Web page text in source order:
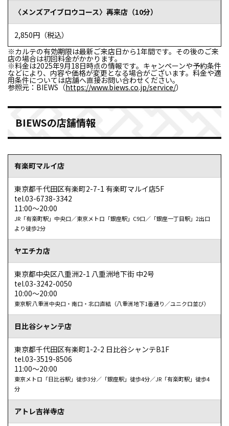
初めてでとても緊張していたのですが対応も丁寧でありが
たかったです
参照元：ホットペーパービューティー（https://beauty.hotpepper.jp/kr/
たくとさん
イメージがかなり変わった
眉の手入れが難しく、手入れするの諦めてたところ友人が
他のお店ではありますが、眉サロンで手入れしたあとイメ
ージがかなり変わったのを受け、
てみようと思い予約したところ思ったようになり大
満足 です！
参照元：ホットペーパービューティー（https://beauty.hotpepper.jp/kr/
かずさん
整え方のアドバイスももらった
〈メンズアイブロウコース〉再来店（10分）
2,850円（税込）
※カルテの有効期限は最新ご来店日から1年間です。その後のご来
店の場合は初回料金がかかります。
※料金は2025年9月18日時点の情報です。キャンペーンや予約条件
などにより、内容や価格が変更となる場合がございます。料金や適
用条件については店舗へ直接お問い合わせください。
参照元：BIEWS（https://www.biews.co.jp/service/）
BIEWSの店舗情報
有楽町マルイ店
東京都千代田区有楽町2-7-1 有楽町マルイ店5F
tel.03-6738-3342
11:00～20:00
JR「有楽町駅」中央口／東京メトロ「銀座駅」C9口／「銀座一丁目駅」2出口
より徒歩2分
ヤエチカ店
東京都中央区八重洲2-1 八重洲地下街 中2号
tel.03-3242-0050
10:00～20:00
東京駅 八重洲中央口・南口・北口直結（八重洲地下1番通り／ユニクロ並び）
日比谷シャンテ店
東京都千代田区有楽町1-2-2 日比谷シャンテB1F
tel.03-3519-8506
11:00～20:00
東京メトロ「日比谷駅」徒歩3分／「銀座駅」徒歩4分／JR「有楽町駅」徒歩4
分
アトレ吉祥寺店